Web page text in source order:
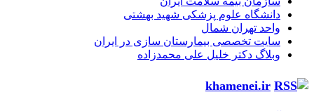
دانشگاه علوم پزشکی شهید بهشتی
واحد تهران شمال
سایت تخصصی بیمارستان سازی در ایران
وبلاگ دکتر خلیل علی محمدزاده
khamenei.ir